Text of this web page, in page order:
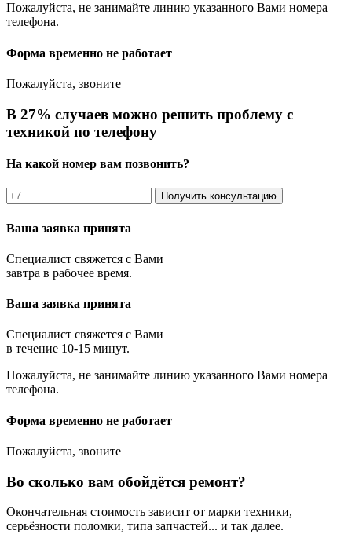
Пожалуйста, не занимайте линию указанного Вами номера
телефона.
Форма временно не работает
Пожалуйста, звоните
В 27% случаев можно решить проблему с
техникой по телефону
На какой номер вам позвонить?
Получить консультацию
Ваша заявка принята
Специалист свяжется с Вами
завтра в рабочее время.
Ваша заявка принята
Специалист свяжется с Вами
в течение 10-15 минут.
Пожалуйста, не занимайте линию указанного Вами номера
телефона.
Форма временно не работает
Пожалуйста, звоните
Во сколько вам обойдётся ремонт?
Окончательная стоимость зависит от марки техники,
серьёзности поломки, типа запчастей... и так далее.